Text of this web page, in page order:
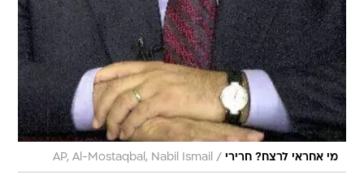
מי אחראי לרצח? חרירי /
AP, Al-Mostaqbal, Nabil Ismail